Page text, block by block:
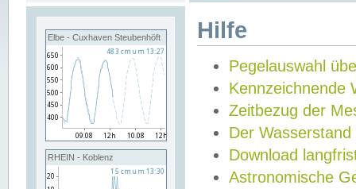
Elbe - Cuxhaven Steubenhöft
RHEIN - Koblenz
Hilfe
Pegelauswahl
Kennzeichnende
Zeitbezug der
Der Wasserstand
Download
Astronomische